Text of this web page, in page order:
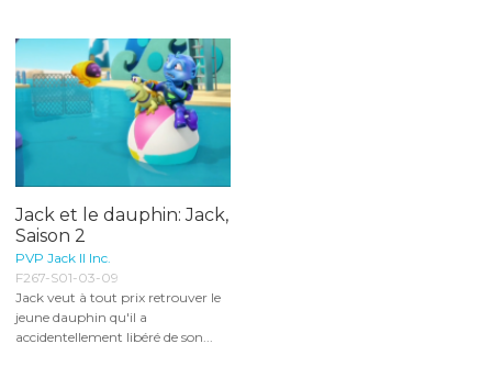
Jack et le dauphin: Jack,
Saison 2
PVP Jack II Inc.
F267-S01-03-09
Jack veut à tout prix retrouver le
jeune dauphin qu'il a
accidentellement libéré de son...